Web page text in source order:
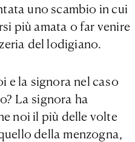
uno scambio in cui
più amata o far venire
del lodigiano.
e la signora nel caso
La signora ha
noi il più delle volte
della menzogna,